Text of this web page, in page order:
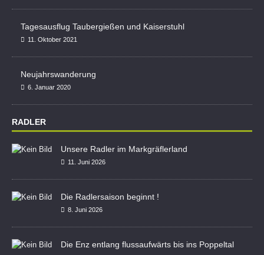
Tagesausflug Taubergießen und Kaiserstuhl
11. Oktober 2021
Neujahrswanderung
6. Januar 2020
RADLER
Unsere Radler im Markgräflerland
11. Juni 2026
Die Radlersaison beginnt !
8. Juni 2026
Die Enz entlang flussaufwärts bis ins Poppeltal